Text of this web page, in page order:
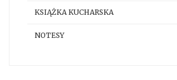
KSIĄŻKA KUCHARSKA
NOTESY